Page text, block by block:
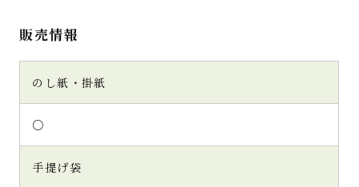
販売情報
のし紙・掛紙
○
手提げ袋